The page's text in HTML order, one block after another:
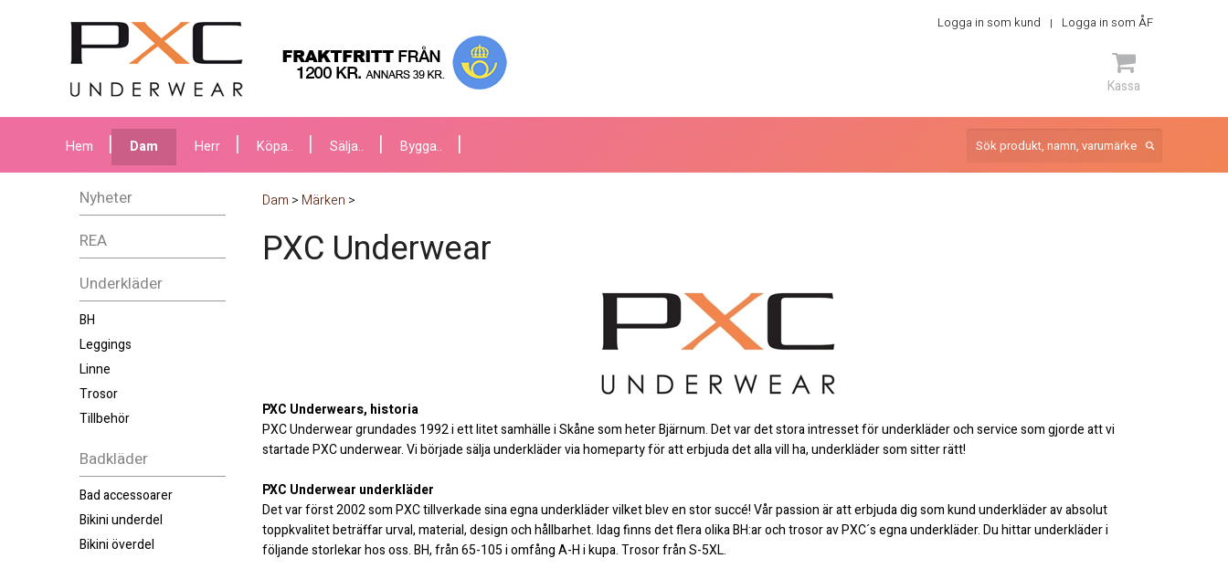
Logga in som kund Logga in som ÅF
Kassa
ARTIKEL
Hem Dam Herr Köpa.. Sälja.. Bygga..
Nyheter
REA
Underkläder
BH
Leggings
Linne
Trosor
Tillbehör
Badkläder
Bad accessoarer
Bikini underdel
Bikini överdel
Dam > Märken >
PXC Underwear
PXC Underwears, historia
PXC Underwear grundades 1992 i ett litet samhälle i Skåne som heter Bjärnum. Det var det stora intresset för underkläder och service som gjorde att vi
startade PXC underwear. Vi började sälja underkläder via homeparty för att erbjuda det alla vill ha, underkläder som sitter rätt!
PXC Underwear underkläder
Det var först 2002 som PXC tillverkade sina egna underkläder vilket blev en stor succé! Vår passion är att erbjuda dig som kund underkläder av absolut
toppkvalitet beträffar urval, material, design och hållbarhet. Idag finns det flera olika BH:ar och trosor av PXC´s egna underkläder. Du hittar underkläder i
följande storlekar hos oss. BH, från 65-105 i omfång A-H i kupa. Trosor från S-5XL.